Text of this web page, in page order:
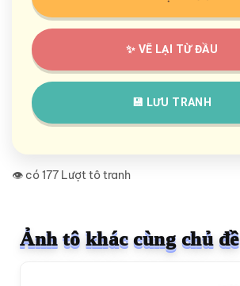
✨ VẼ LẠI TỪ ĐẦU
💾 LƯU TRANH
👁️ có 177 Lượt tô tranh
Ảnh tô khác cùng chủ đề